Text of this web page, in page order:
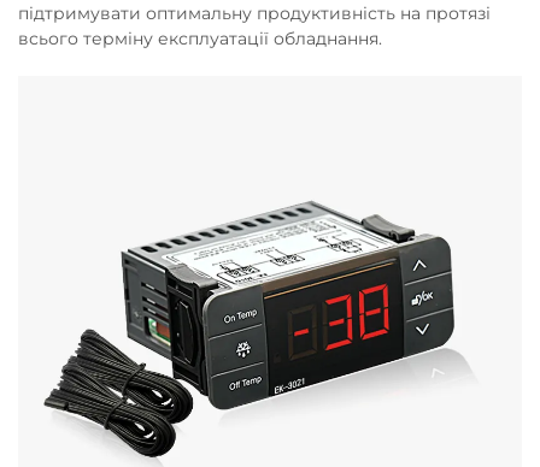
підтримувати оптимальну продуктивність на протязі
всього терміну експлуатації обладнання.